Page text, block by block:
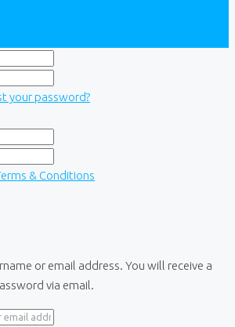
your password?
& Conditions
or email address. You will receive a
via email.